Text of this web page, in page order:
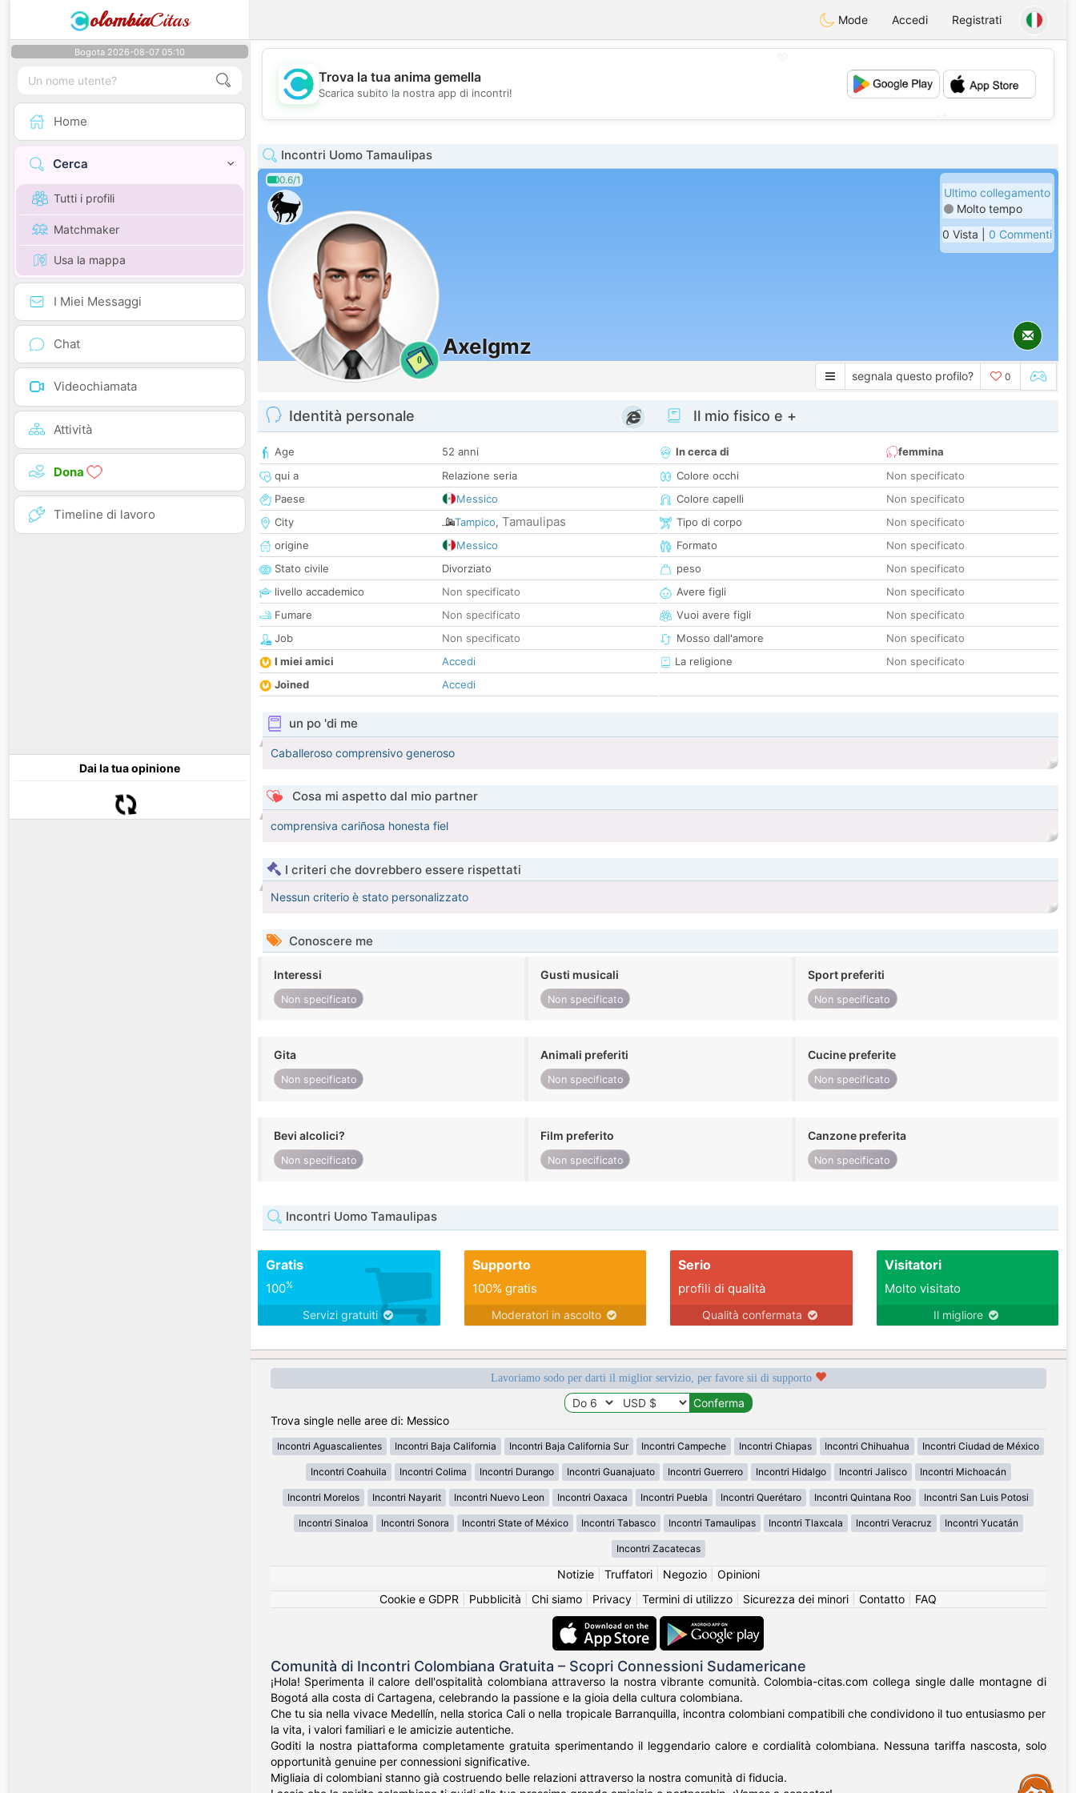
olombiaCitas Mode Accedi Registrati
Bogota 2026-08-07 05:10
Home
Cerca
Tutti i profili
Matchmaker
Usa la mappa
I Miei Messaggi
Chat
Videochiamata
Attività
Dona
Timeline di lavoro
Dai la tua opinione
💖
💕
Trova la tua anima gemella
Scarica subito la nostra app di incontri!
Incontri Uomo Tamaulipas
0.6/1
0
Axelgmz
Ultimo collegamento
Molto tempo
0 Vista | 0 Commenti
segnala questo profilo? 0
Identità personale
Age
52 anni
qui a
Relazione seria
Paese
Messico
City
Tampico, Tamaulipas
origine
Messico
Stato civile
Divorziato
livello accademico
Non specificato
Fumare
Non specificato
Job
Non specificato
I miei amici
Accedi
Joined
Accedi
Il mio fisico e +
In cerca di
femmina
Colore occhi
Non specificato
Colore capelli
Non specificato
Tipo di corpo
Non specificato
Formato
Non specificato
peso
Non specificato
Avere figli
Non specificato
Vuoi avere figli
Non specificato
Mosso dall'amore
Non specificato
La religione
Non specificato
un po 'di me
Caballeroso comprensivo generoso
Cosa mi aspetto dal mio partner
comprensiva cariñosa honesta fiel
I criteri che dovrebbero essere rispettati
Nessun criterio è stato personalizzato
Conoscere me
Interessi
Non specificato
Gusti musicali
Non specificato
Sport preferiti
Non specificato
Gita
Non specificato
Animali preferiti
Non specificato
Cucine preferite
Non specificato
Bevi alcolici?
Non specificato
Film preferito
Non specificato
Canzone preferita
Non specificato
Incontri Uomo Tamaulipas
Gratis
100%
Servizi gratuiti
Supporto
100% gratis
Moderatori in ascolto
Serio
profili di qualità
Qualità confermata
Visitatori
Molto visitato
Il migliore
Lavoriamo sodo per darti il miglior servizio, per favore sii di supporto
Trova single nelle aree di: Messico
Incontri Aguascalientes Incontri Baja California Incontri Baja California Sur Incontri Campeche Incontri Chiapas Incontri Chihuahua Incontri Ciudad de México
Incontri Coahuila Incontri Colima Incontri Durango Incontri Guanajuato Incontri Guerrero Incontri Hidalgo Incontri Jalisco Incontri Michoacán
Incontri Morelos Incontri Nayarit Incontri Nuevo Leon Incontri Oaxaca Incontri Puebla Incontri Querétaro Incontri Quintana Roo Incontri San Luis Potosi
Incontri Sinaloa Incontri Sonora Incontri State of México Incontri Tabasco Incontri Tamaulipas Incontri Tlaxcala Incontri Veracruz Incontri Yucatán
Incontri Zacatecas
Notizie| Truffatori| Negozio| Opinioni
Cookie e GDPR
Pubblicità Chi siamo Privacy Termini di utilizzo Sicurezza dei minori Contatto FAQ
Comunità di Incontri Colombiana Gratuita – Scopri Connessioni Sudamericane
¡Hola! Sperimenta il calore dell'ospitalità colombiana attraverso la nostra vibrante comunità. Colombia-citas.com collega single dalle montagne di
Bogotá alla costa di Cartagena, celebrando la passione e la gioia della cultura colombiana.
Che tu sia nella vivace Medellín, nella storica Cali o nella tropicale Barranquilla, incontra colombiani compatibili che condividono il tuo entusiasmo per
la vita, i valori familiari e le amicizie autentiche.
Goditi la nostra piattaforma completamente gratuita sperimentando il leggendario calore e cordialità colombiana. Nessuna tariffa nascosta, solo
opportunità genuine per connessioni significative.
Migliaia di colombiani stanno già costruendo belle relazioni attraverso la nostra comunità di fiducia.